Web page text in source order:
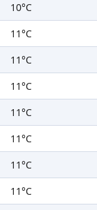
10°C
11°C
11°C
11°C
11°C
11°C
11°C
11°C